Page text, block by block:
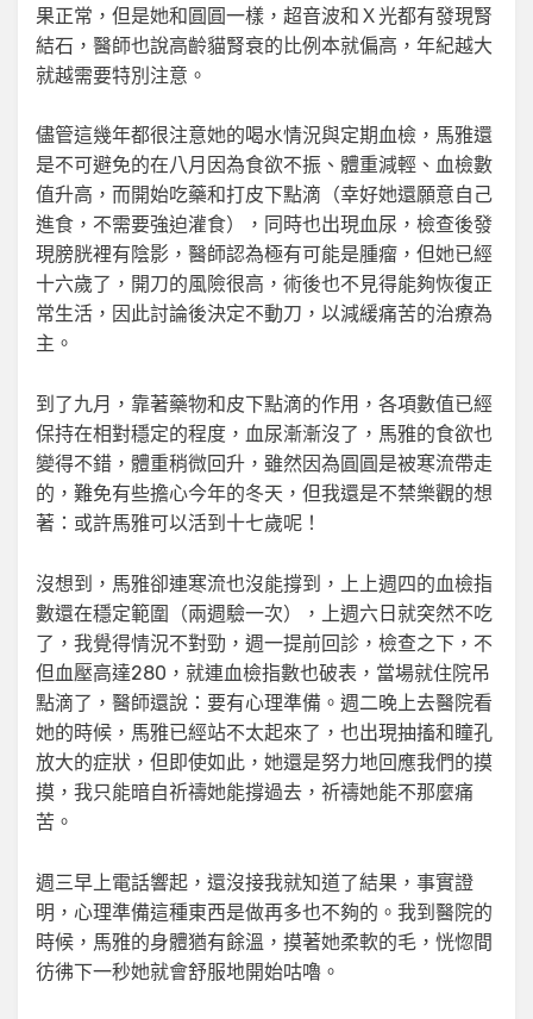
果正常，但是她和圓圓一樣，超音波和Ｘ光都有發現腎
結石，醫師也說高齡貓腎衰的比例本就偏高，年紀越大
就越需要特別注意。
儘管這幾年都很注意她的喝水情況與定期血檢，馬雅還
是不可避免的在八月因為食欲不振、體重減輕、血檢數
值升高，而開始吃藥和打皮下點滴（幸好她還願意自己
進食，不需要強迫灌食），同時也出現血尿，檢查後發
現膀胱裡有陰影，醫師認為極有可能是腫瘤，但她已經
十六歲了，開刀的風險很高，術後也不見得能夠恢復正
常生活，因此討論後決定不動刀，以減緩痛苦的治療為
主。
到了九月，靠著藥物和皮下點滴的作用，各項數值已經
保持在相對穩定的程度，血尿漸漸沒了，馬雅的食欲也
變得不錯，體重稍微回升，雖然因為圓圓是被寒流帶走
的，難免有些擔心今年的冬天，但我還是不禁樂觀的想
著：或許馬雅可以活到十七歲呢！
沒想到，馬雅卻連寒流也沒能撐到，上上週四的血檢指
數還在穩定範圍（兩週驗一次），上週六日就突然不吃
了，我覺得情況不對勁，週一提前回診，檢查之下，不
但血壓高達280，就連血檢指數也破表，當場就住院吊
點滴了，醫師還說：要有心理準備。週二晚上去醫院看
她的時候，馬雅已經站不太起來了，也出現抽搐和瞳孔
放大的症狀，但即使如此，她還是努力地回應我們的摸
摸，我只能暗自祈禱她能撐過去，祈禱她能不那麼痛
苦。
週三早上電話響起，還沒接我就知道了結果，事實證
明，心理準備這種東西是做再多也不夠的。我到醫院的
時候，馬雅的身體猶有餘溫，摸著她柔軟的毛，恍惚間
彷彿下一秒她就會舒服地開始咕嚕。